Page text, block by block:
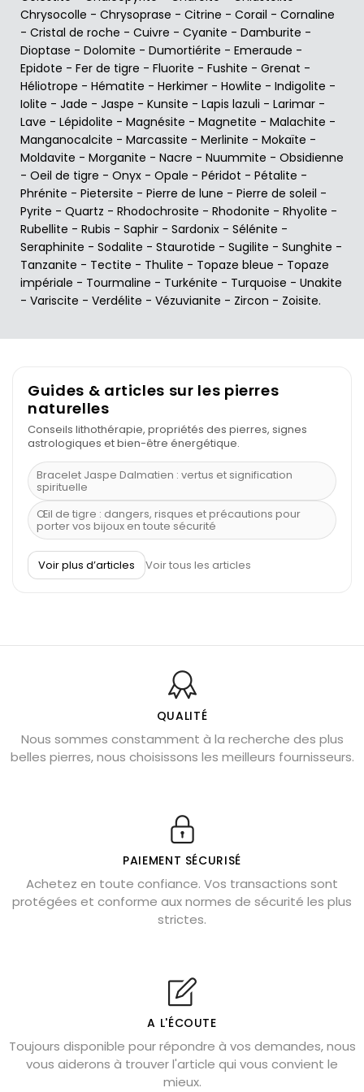
Chrysocolle - Chrysoprase - Citrine - Corail - Cornaline
- Cristal de roche - Cuivre - Cyanite - Damburite -
Dioptase - Dolomite - Dumortiérite - Emeraude -
Epidote - Fer de tigre - Fluorite - Fushite - Grenat -
Héliotrope - Hématite - Herkimer - Howlite - Indigolite -
Iolite - Jade - Jaspe - Kunsite - Lapis lazuli - Larimar -
Lave - Lépidolite - Magnésite - Magnetite - Malachite -
Manganocalcite - Marcassite - Merlinite - Mokaïte -
Moldavite - Morganite - Nacre - Nuummite - Obsidienne
- Oeil de tigre - Onyx - Opale - Péridot - Pétalite -
Phrénite - Pietersite - Pierre de lune - Pierre de soleil -
Pyrite - Quartz - Rhodochrosite - Rhodonite - Rhyolite -
Rubellite - Rubis - Saphir - Sardonix - Sélénite -
Seraphinite - Sodalite - Staurotide - Sugilite - Sunghite -
Tanzanite - Tectite - Thulite - Topaze bleue - Topaze
impériale - Tourmaline - Turkénite - Turquoise - Unakite
- Variscite - Verdélite - Vézuvianite - Zircon - Zoisite.
Guides & articles sur les pierres
naturelles
Conseils lithothérapie, propriétés des pierres, signes
astrologiques et bien-être énergétique.
Bracelet Jaspe Dalmatien : vertus et signification
spirituelle
Œil de tigre : dangers, risques et précautions pour
porter vos bijoux en toute sécurité
À quel poignet porter un bracelet de pierre
Découvrez le scorpion et ses pierres
Bienfaits de la sélénite – pierre des anges
L’améthyste est-elle faite pour moi ?
Chrysocolle : pierre apaisante
Obsidienne dorée : vertus et signification
Véritable citrine naturelle non chauffée
Où placer la citrine dans la maison
Cornaline : propriétés magiques
Capricorne : quelles pierres choisir
Shungite : purification et protection
Bagues en labradorite argent 925
Lapis lazuli : propriétés et précautions
Citrine : propriétés magiques
Voir plus d’articles Voir tous les articles
QUALITÉ
Nous sommes constamment à la recherche des plus
belles pierres, nous choisissons les meilleurs fournisseurs.
PAIEMENT SÉCURISÉ
Achetez en toute confiance. Vos transactions sont
protégées et conforme aux normes de sécurité les plus
strictes.
A L'ÉCOUTE
Toujours disponible pour répondre à vos demandes, nous
vous aiderons à trouver l'article qui vous convient le
mieux.